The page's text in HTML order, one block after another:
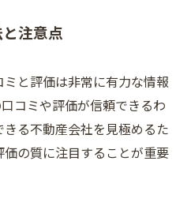
注意点
と評価は非常に有力な情報
コミや評価が信頼できるわ
る不動産会社を見極めるた
の質に注目することが重要